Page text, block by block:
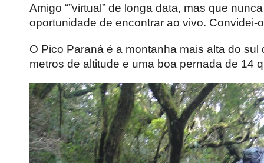
Amigo “”virtual” de longa data, mas que
oportunidade de encontrar ao vivo. Convidei-
O Pico Paraná é a montanha mais alta do sul
metros de altitude e uma boa pernada de 14